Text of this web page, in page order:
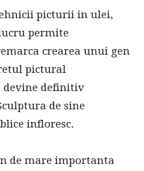
picturii in ulei,
permite
crearea unui gen
pictural
devine definitiv
de sine
infloresc.
de mare importanta